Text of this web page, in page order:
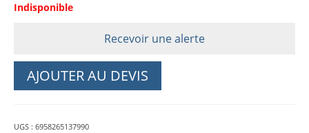
Indisponible
Recevoir une alerte
AJOUTER AU DEVIS
UGS : 6958265137990